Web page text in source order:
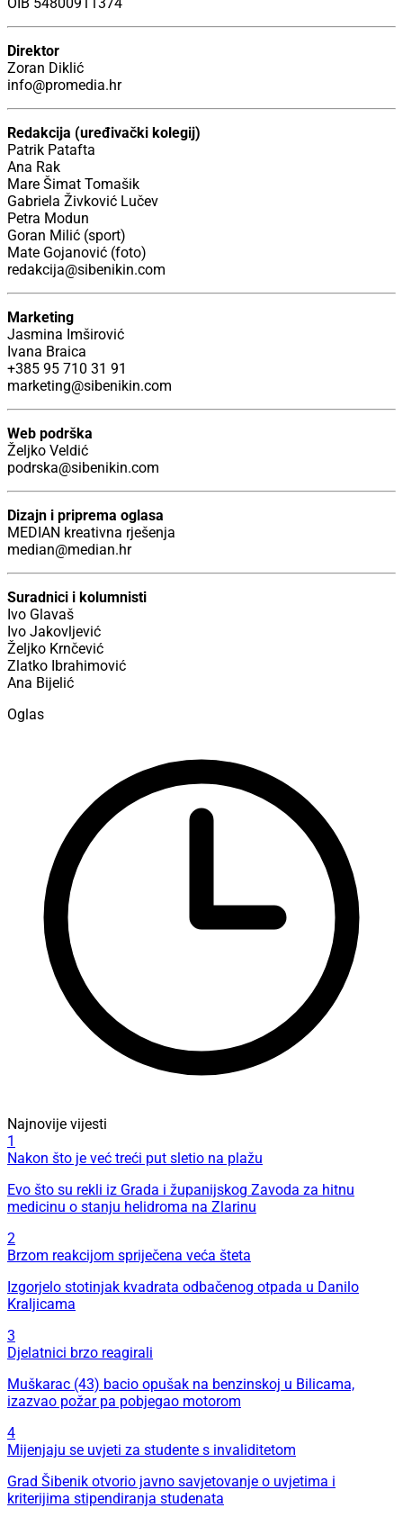
OIB 54800911374
Direktor
Zoran Diklić
info@promedia.hr
Redakcija (uređivački kolegij)
Patrik Patafta
Ana Rak
Mare Šimat Tomašik
Gabriela Živković Lučev
Petra Modun
Goran Milić (sport)
Mate Gojanović (foto)
redakcija@sibenikin.com
Marketing
Jasmina Imširović
Ivana Braica
+385 95 710 31 91
marketing@sibenikin.com
Web podrška
Željko Veldić
​podrska@sibenikin.com
Dizajn i priprema oglasa
MEDIAN kreativna rješenja
median@median.hr
Suradnici i kolumnisti
Ivo Glavaš
Ivo Jakovljević
Željko Krnčević
Zlatko Ibrahimović
Ana Bijelić
Oglas
Najnovije vijesti
1
Nakon što je već treći put sletio na plažu
Evo što su rekli iz Grada i županijskog Zavoda za hitnu
medicinu o stanju helidroma na Zlarinu
2
Brzom reakcijom spriječena veća šteta
Izgorjelo stotinjak kvadrata odbačenog otpada u Danilo
Kraljicama
3
Djelatnici brzo reagirali
Muškarac (43) bacio opušak na benzinskoj u Bilicama,
izazvao požar pa pobjegao motorom
4
Mijenjaju se uvjeti za studente s invaliditetom
Grad Šibenik otvorio javno savjetovanje o uvjetima i
kriterijima stipendiranja studenata